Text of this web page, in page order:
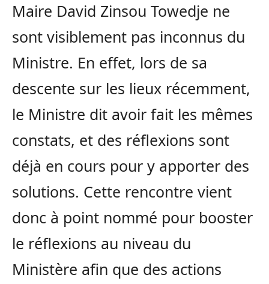
Maire David Zinsou Towedje ne
sont visiblement pas inconnus du
Ministre. En effet, lors de sa
descente sur les lieux récemment,
le Ministre dit avoir fait les mêmes
constats, et des réflexions sont
déjà en cours pour y apporter des
solutions. Cette rencontre vient
donc à point nommé pour booster
le réflexions au niveau du
Ministère afin que des actions